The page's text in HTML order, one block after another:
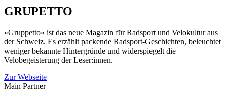
GRUPETTO
«Gruppetto» ist das neue Magazin für Radsport und Velokultur aus
der Schweiz. Es erzählt packende Radsport-Geschichten, beleuchtet
weniger bekannte Hintergründe und widerspiegelt die
Velobegeisterung der Leser:innen.
Zur Webseite
Main Partner